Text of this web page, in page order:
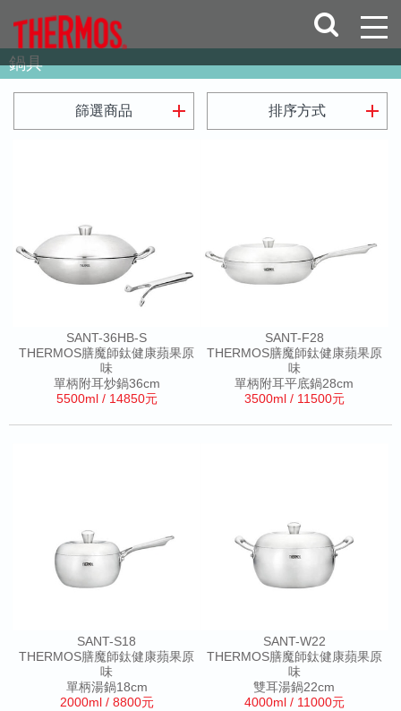
鍋具
篩選商品 add 排序方式 add
SANT-36HB-S
THERMOS膳魔師鈦健康蘋果原
味
單柄附耳炒鍋36cm
5500ml / 14850元
SANT-F28
THERMOS膳魔師鈦健康蘋果原
味
單柄附耳平底鍋28cm
3500ml / 11500元
SANT-S18
THERMOS膳魔師鈦健康蘋果原
味
單柄湯鍋18cm
2000ml / 8800元
SANT-W22
THERMOS膳魔師鈦健康蘋果原
味
雙耳湯鍋22cm
4000ml / 11000元